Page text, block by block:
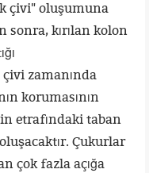
çivi" oluşumuna
sonra, kırılan kolon
zamanında
korumasının
etrafındaki taban
Çukurlar
çok fazla açığa